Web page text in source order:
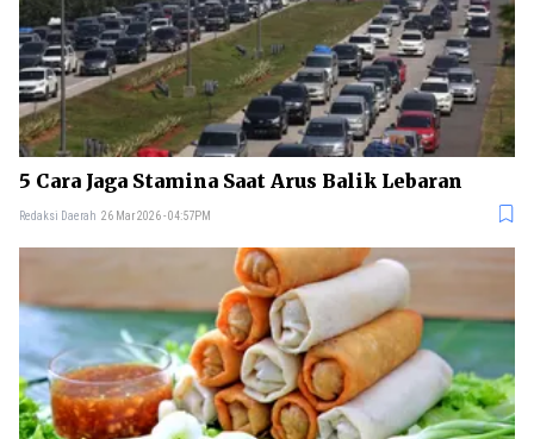
5 Cara Jaga Stamina Saat Arus Balik Lebaran
Redaksi Daerah 26 Mar 2026 - 04:57PM